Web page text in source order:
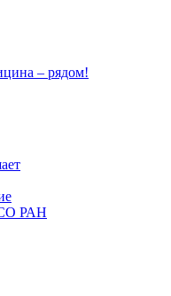
– рядом!
РАН